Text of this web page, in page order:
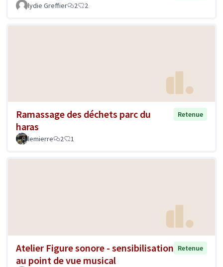
lydie Greffier
2 2
Ramassage des déchets parc du
haras
Retenue
lemierre 2 1
Atelier Figure sonore - sensibilisation
au point de vue musical
Retenue